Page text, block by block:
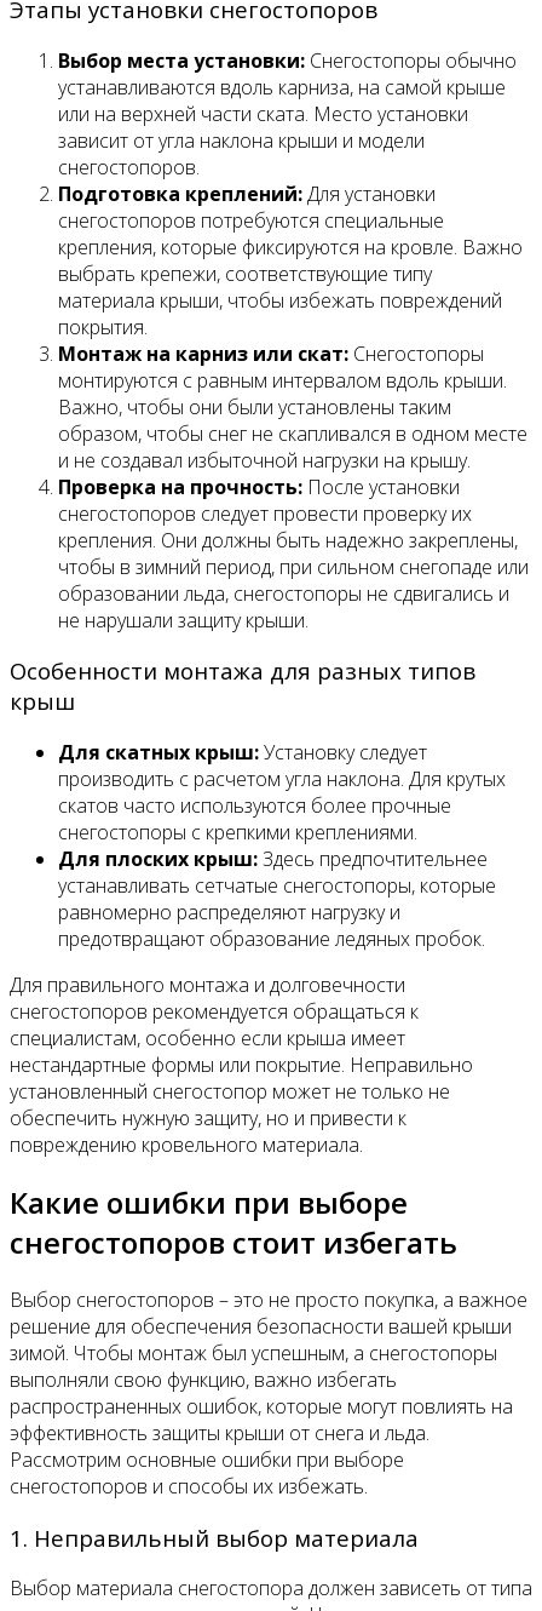
Этапы установки снегостопоров
Выбор места установки: Снегостопоры обычно
устанавливаются вдоль карниза, на самой крыше
или на верхней части ската. Место установки
зависит от угла наклона крыши и модели
снегостопоров.
Подготовка креплений:Для установки
снегостопоров потребуются специальные
крепления, которые фиксируются на кровле. Важно
выбрать крепежи, соответствующие типу
материала крыши, чтобы избежать повреждений
покрытия.
Монтаж на карниз или скат: Снегостопоры
монтируются с равным интервалом вдоль крыши.
Важно, чтобы они были установлены таким
образом, чтобы снег не скапливался в одном месте
и не создавал избыточной нагрузки на крышу.
Проверка на прочность: После установки
снегостопоров следует провести проверку их
крепления. Они должны быть надежно закреплены,
чтобы в зимний период, при сильном снегопаде или
образовании льда, снегостопоры не сдвигались и
не нарушали защиту крыши.
Особенности монтажа для разных типов
крыш
Для скатных крыш:Установку следует
производить с расчетом угла наклона. Для крутых
скатов часто используются более прочные
снегостопоры с крепкими креплениями.
Для плоских крыш:Здесь предпочтительнее
устанавливать сетчатые снегостопоры, которые
равномерно распределяют нагрузку и
предотвращают образование ледяных пробок.
Для правильного монтажа и долговечности
снегостопоров рекомендуется обращаться к
специалистам, особенно если крыша имеет
нестандартные формы или покрытие. Неправильно
установленный снегостопор может не только не
обеспечить нужную защиту, но и привести к
повреждению кровельного материала.
Какие ошибки при выборе
снегостопоров стоит избегать
Выбор снегостопоров – это не просто покупка, а важное
решение для обеспечения безопасности вашей крыши
зимой. Чтобы монтаж был успешным, а снегостопоры
выполняли свою функцию, важно избегать
распространенных ошибок, которые могут повлиять на
эффективность защиты крыши от снега и льда.
Рассмотрим основные ошибки при выборе
снегостопоров и способы их избежать.
1. Неправильный выбор материала
Выбор материала снегостопора должен зависеть от типа